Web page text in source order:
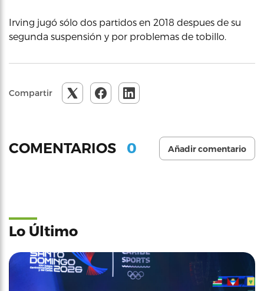
Irving jugó sólo dos partidos en 2018 despues de su
segunda suspensión y por problemas de tobillo.
Compartir
COMENTARIOS 0 Añadir comentario
Lo Último